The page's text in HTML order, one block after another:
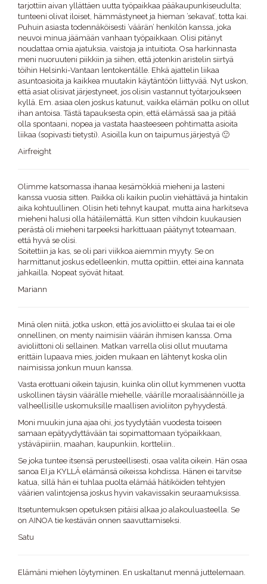
tarjottiin aivan yllättäen uutta työpaikkaa pääkaupunkiseudulta;
tunteeni olivat iloiset, hämmästyneet ja hieman ’sekavat’, totta kai.
Puhuin asiasta todennäköisesti ’väärän’ henkilön kanssa, joka
neuvoi minua jäämään vanhaan työpaikkaan. Olisi pitänyt
noudattaa omia ajatuksia, vaistoja ja intuitiota. Osa harkinnasta
meni nuoruuteni piikkiin ja siihen, että jotenkin aristelin siirtyä
töihin Helsinki-Vantaan lentokentälle. Ehkä ajattelin liikaa
asuntoasioita ja kaikkea muutakin käytäntöön liittyvää. Nyt uskon,
että asiat olisivat järjestyneet, jos olisin vastannut työtarjoukseen
kyllä. Em. asiaa olen joskus katunut, vaikka elämän polku on ollut
ihan antoisa. Tästä tapauksesta opin, että elämässä saa ja pitää
olla spontaani, nopea ja vastata haasteeseen pohtimatta asioita
liikaa (sopivasti tietysti). Asioilla kun on taipumus järjestyä 🙂
Airfreight
Olimme katsomassa ihanaa kesämökkiä mieheni ja lasteni
kanssa vuosia sitten. Paikka oli kaikin puolin viehättävä ja hintakin
aika kohtuullinen. Olisin heti tehnyt kaupat, mutta aina harkitseva
mieheni halusi olla hätäilemättä. Kun sitten vihdoin kuukausien
perästä oli mieheni tarpeeksi harkittuaan päätynyt toteamaan,
että hyvä se olisi.
Soitettiin ja kas, se oli pari viikkoa aiemmin myyty. Se on
harmittanut joskus edelleenkin, mutta opittiin, ettei aina kannata
jahkailla. Nopeat syövät hitaat.
Mariann
Minä olen niitä, jotka uskon, että jos avioliitto ei skulaa tai ei ole
onnellinen, on menty naimisiin väärän ihmisen kanssa. Oma
avioliittoni oli sellainen. Matkan varrella olisi ollut muutama
erittäin lupaava mies, joiden mukaan en lähtenyt koska olin
naimisissa jonkun muun kanssa.
Vasta erottuani oikein tajusin, kuinka olin ollut kymmenen vuotta
uskollinen täysin väärälle miehelle, väärille moraalisäännöille ja
valheellisille uskomuksille maallisen avioliiton pyhyydestä.
Moni muukin juna ajaa ohi, jos tyydytään vuodesta toiseen
samaan epätyydyttävään tai sopimattomaan työpaikkaan,
ystäväpiiriin, maahan, kaupunkiin, kortteliin..
Se joka tuntee itsensä perusteellisesti, osaa valita oikein. Hän osaa
sanoa EI ja KYLLÄ elämänsä oikeissa kohdissa. Hänen ei tarvitse
katua, sillä hän ei tuhlaa puolta elämää hätiköiden tehtyjen
väärien valintojensa joskus hyvin vakavissakin seuraamuksissa.
Itsetuntemuksen opetuksen pitäisi alkaa jo alakouluasteella. Se
on AINOA tie kestävän onnen saavuttamiseksi.
Satu
Elämäni miehen löytyminen. En uskaltanut mennä juttelemaan.